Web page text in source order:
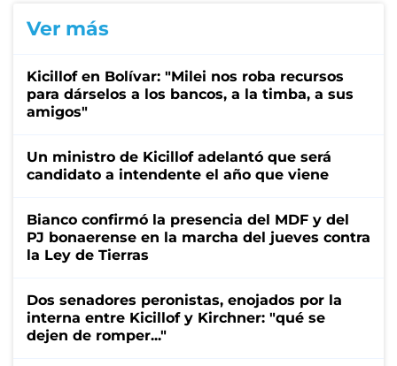
Ver más
Kicillof en Bolívar: "Milei nos roba recursos
para dárselos a los bancos, a la timba, a sus
amigos"
Un ministro de Kicillof adelantó que será
candidato a intendente el año que viene
Bianco confirmó la presencia del MDF y del
PJ bonaerense en la marcha del jueves contra
la Ley de Tierras
Dos senadores peronistas, enojados por la
interna entre Kicillof y Kirchner: "qué se
dejen de romper..."